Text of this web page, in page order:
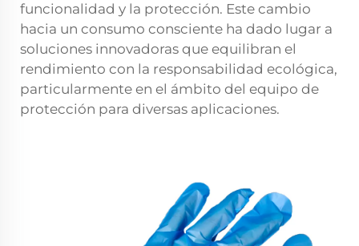
funcionalidad y la protección. Este cambio
hacia un consumo consciente ha dado lugar a
soluciones innovadoras que equilibran el
rendimiento con la responsabilidad ecológica,
particularmente en el ámbito del equipo de
protección para diversas aplicaciones.